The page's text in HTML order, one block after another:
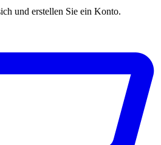
und erstellen Sie ein Konto.